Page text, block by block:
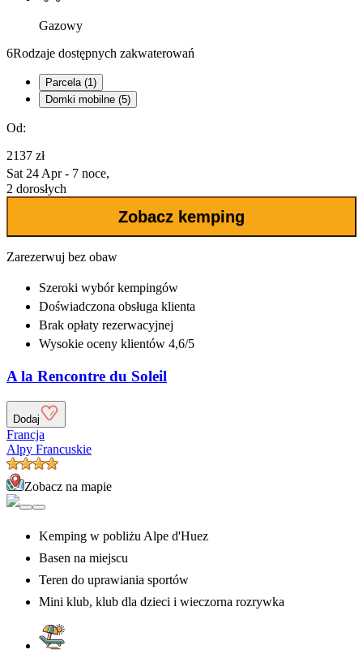
Gazowy
6Rodzaje dostępnych zakwaterowań
Parcela (1)
Domki mobilne (5)
Od:
2137 zł
Sat 24 Apr - 7 noce,
2 dorosłych
Zobacz kemping
Zarezerwuj bez obaw
Szeroki wybórkempingów
Doświadczona obsługa klienta
Brak opłaty rezerwacyjnej
Wysokie oceny klientów 4,6/5
A la Rencontre du Soleil
Dodaj
Francja
Alpy Francuskie
Zobacz na mapie
Kemping w pobliżu Alpe d'Huez
Basen na miejscu
Teren do uprawiania sportów
Mini klub, klub dla dzieci i wieczorna rozrywka